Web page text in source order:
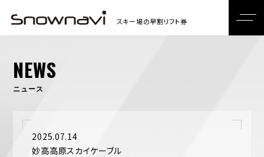
NEWS
ニュース
2025.07.14
妙高高原スカイケーブル